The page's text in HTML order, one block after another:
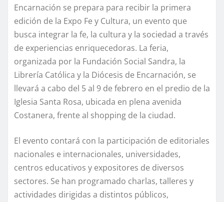
Encarnación se prepara para recibir la primera
edición de la Expo Fe y Cultura, un evento que
busca integrar la fe, la cultura y la sociedad a través
de experiencias enriquecedoras. La feria,
organizada por la Fundación Social Sandra, la
Librería Católica y la Diócesis de Encarnación, se
llevará a cabo del 5 al 9 de febrero en el predio de la
Iglesia Santa Rosa, ubicada en plena avenida
Costanera, frente al shopping de la ciudad.
El evento contará con la participación de editoriales
nacionales e internacionales, universidades,
centros educativos y expositores de diversos
sectores. Se han programado charlas, talleres y
actividades dirigidas a distintos públicos,